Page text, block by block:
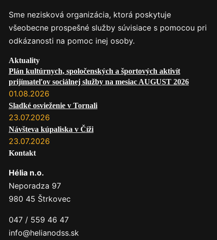
Sme nezisková organizácia, ktorá poskytuje
všeobecne prospešné služby súvisiace s pomocou pri
odkázanosti na pomoc inej osoby.
Aktuality
Plán kultúrnych, spoločenských a športových aktivít
prijímateľov sociálnej služby na mesiac AUGUST 2026
01.08.2026
Sladké osvieženie v Tornali
23.07.2026
Návšteva kúpaliska v Číži
23.07.2026
Kontakt
Hélia n.o.
Neporadza 97
980 45 Štrkovec
047 / 559 46 47
info@helianodss.sk